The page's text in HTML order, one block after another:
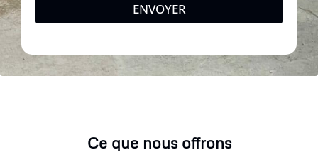
ENVOYER
Ce que nous offrons